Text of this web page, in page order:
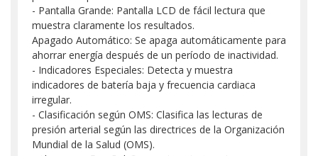
- Pantalla Grande: Pantalla LCD de fácil lectura que
muestra claramente los resultados.
Apagado Automático: Se apaga automáticamente para
ahorrar energía después de un período de inactividad.
- Indicadores Especiales: Detecta y muestra
indicadores de batería baja y frecuencia cardiaca
irregular.
- Clasificación según OMS: Clasifica las lecturas de
presión arterial según las directrices de la Organización
Mundial de la Salud (OMS).